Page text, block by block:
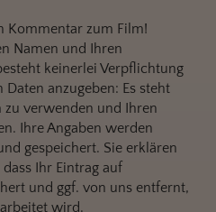
Kommentar zum Film!
Namen und Ihren
keinerlei Verpflichtung
anzugeben: Es steht
zu verwenden und Ihren
Ihre Angaben werden
gespeichert. Sie erklären
Ihr Eintrag auf
und ggf. von uns entfernt,
wird.